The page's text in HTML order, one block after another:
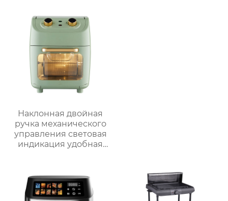
Наклонная двойная
ручка механического
управления световая
индикация удобная
многофункциональная
большая ручка
воздушная печь